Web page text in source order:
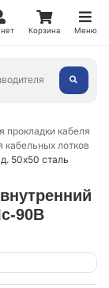
Корзина Меню
прокладки кабеля
кабельных лотков
50х50 сталь
90В